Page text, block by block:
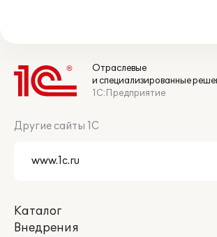
Отраслевые
и специализированные
1С:Предприятие
Другие сайты 1С
Каталог
Внедрения